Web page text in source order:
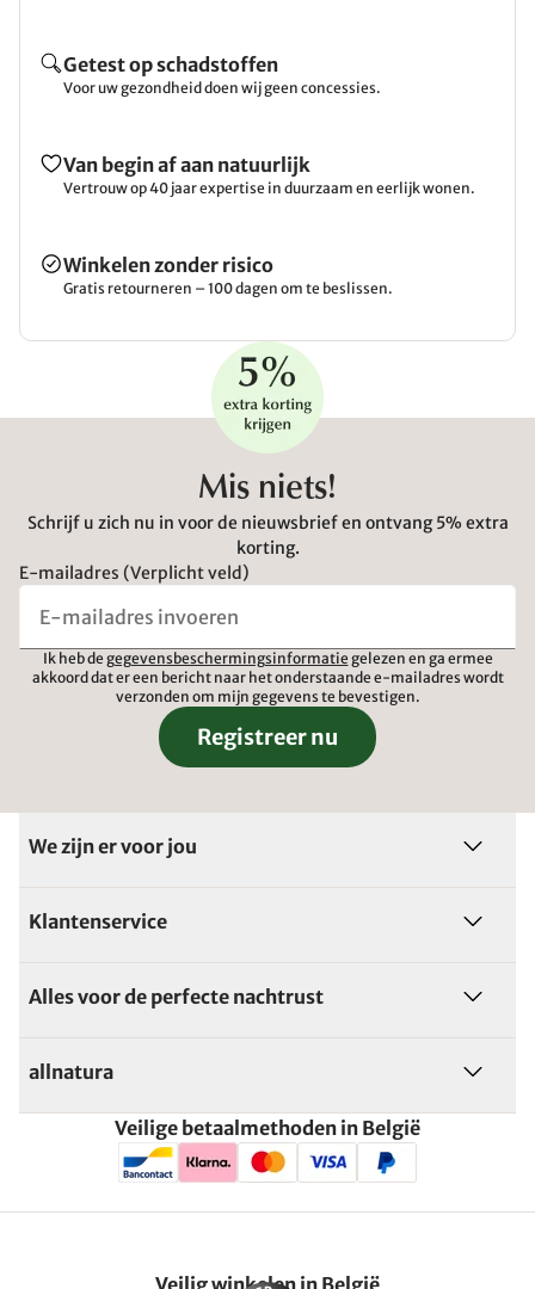
Getest op schadstoffen
Voor uw gezondheid doen wij geen concessies.
Van begin af aan natuurlijk
Vertrouw op 40 jaar expertise in duurzaam en eerlijk wonen.
Winkelen zonder risico
Gratis retourneren – 100 dagen om te beslissen.
Mis niets!
Schrijf u zich nu in voor de nieuwsbrief en ontvang 5% extra
korting.
E-mailadres (Verplicht veld)
Ik heb de gegevensbeschermingsinformatie gelezen en ga ermee
akkoord dat er een bericht naar het onderstaande e-mailadres wordt
verzonden om mijn gegevens te bevestigen.
Registreer nu
We zijn er voor jou
Klantenservice
Alles voor de perfecte nachtrust
allnatura
Veilige betaalmethoden in België
Veilig winkelen in België